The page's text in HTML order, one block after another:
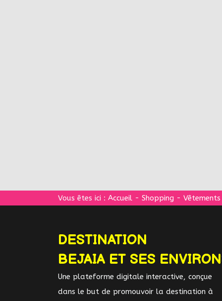
Vous êtes ici : Accueil - Shopping -
DESTINATION
BEJAIA ET SES
Une plateforme digitale interactive, conçue
dans le but de promouvoir la destination à